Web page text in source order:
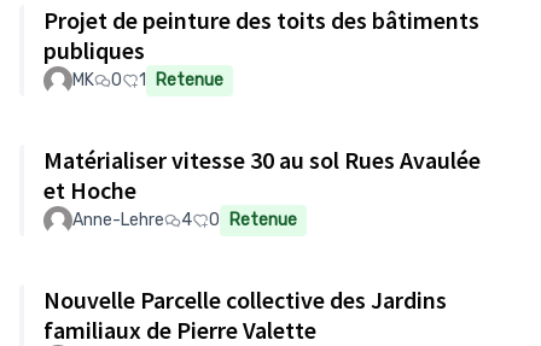
Projet de peinture des toits des bâtiments
publiques
MK 0 1 Retenue
Matérialiser vitesse 30 au sol Rues Avaulée
et Hoche
Anne-Lehre 4 0 Retenue
Nouvelle Parcelle collective des Jardins
familiaux de Pierre Valette